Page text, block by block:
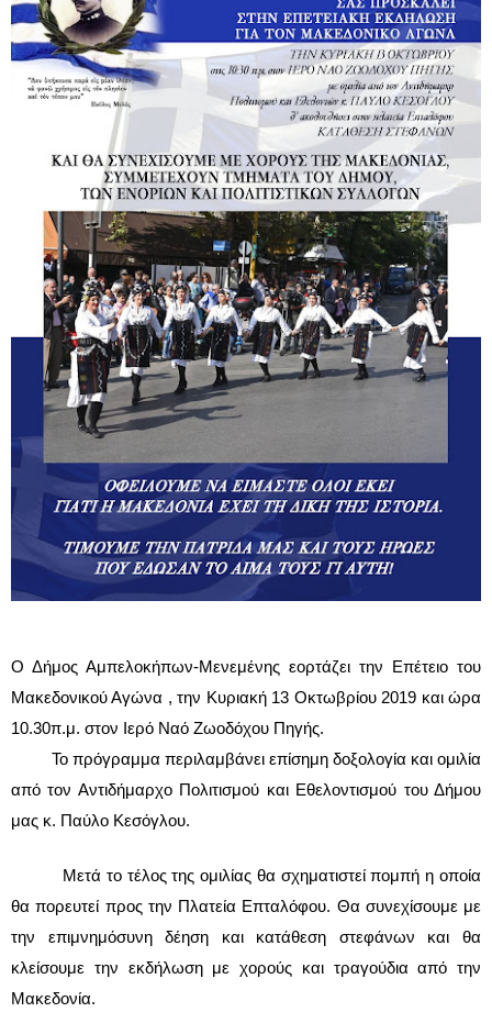
Ο Δήμος Αμπελοκήπων-Μενεμένης εορτάζει την Επέτειο του
Μακεδονικού Αγώνα , την Κυριακή 13 Οκτωβρίου 2019 και ώρα
10.30π.μ. στον Ιερό Ναό Ζωοδόχου Πηγής.
Το πρόγραμμα περιλαμβάνει επίσημη δοξολογία και ομιλία
από τον Αντιδήμαρχο Πολιτισμού και Εθελοντισμού του Δήμου
μας κ. Παύλο Κεσόγλου.
Μετά το τέλος της ομιλίας θα σχηματιστεί πομπή η οποία
θα πορευτεί προς την Πλατεία Επταλόφου. Θα συνεχίσουμε με
την επιμνημόσυνη δέηση και κατάθεση στεφάνων και θα
κλείσουμε την εκδήλωση με χορούς και τραγούδια από την
Μακεδονία.